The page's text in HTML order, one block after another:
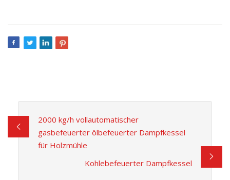
2000 kg/h vollautomatischer
gasbefeuerter ölbefeuerter Dampfkessel
für Holzmühle
Kohlebefeuerter Dampfkessel